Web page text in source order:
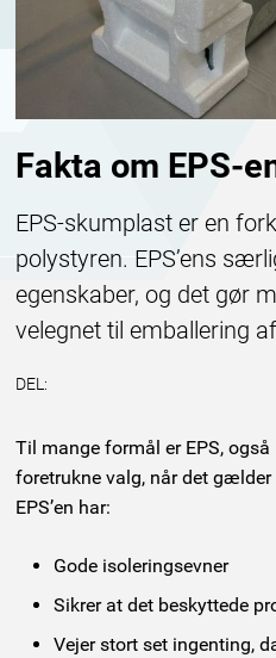
Fakta om EPS-
EPS-skumplast er en
polystyren. EPS’ens
egenskaber, og det gør
velegnet til emballering
DEL:
Til mange formål er EPS,
foretrukne valg, når det
EPS’en har:
Gode isoleringsevner
Sikrer at det beskyttede
Vejer stort set ingenting,